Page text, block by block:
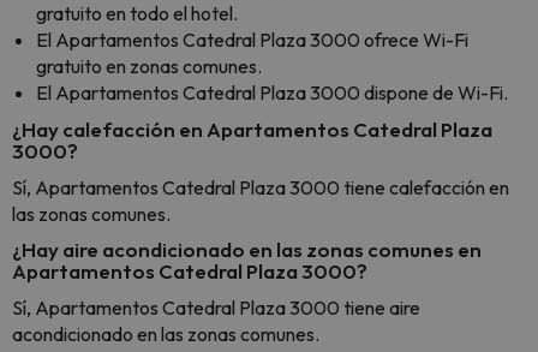
gratuito en todo el hotel.
El Apartamentos Catedral Plaza 3000 ofrece Wi-Fi
gratuito en zonas comunes.
El Apartamentos Catedral Plaza 3000 dispone de Wi-Fi.
¿Hay calefacción en Apartamentos Catedral Plaza
3000?
Sí, Apartamentos Catedral Plaza 3000 tiene calefacción en
las zonas comunes.
¿Hay aire acondicionado en las zonas comunes en
Apartamentos Catedral Plaza 3000?
Sí, Apartamentos Catedral Plaza 3000 tiene aire
acondicionado en las zonas comunes.